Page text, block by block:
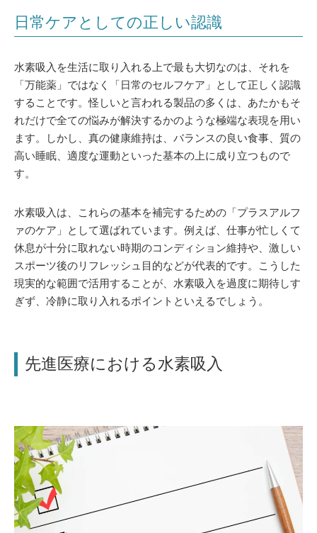
日常ケアとしての正しい認識
水素吸入を生活に取り入れる上で最も大切なのは、それを
「万能薬」ではなく「日常のセルフケア」として正しく認識
することです。怪しいと言われる製品の多くは、あたかもそ
れだけで全ての悩みが解決するかのような極端な表現を用い
ます。しかし、真の健康維持は、バランスの良い食事、質の
高い睡眠、適度な運動といった基本の上に成り立つもので
す。
水素吸入は、これらの基本を補完するための「プラスアルフ
ァのケア」として選ばれています。例えば、仕事が忙しくて
休息が十分に取れない時期のコンディション維持や、激しい
スポーツ後のリフレッシュ目的などが代表的です。こうした
現実的な範囲で活用することが、水素吸入を過度に期待しす
ぎず、冷静に取り入れるポイントといえるでしょう。
先進医療における水素吸入